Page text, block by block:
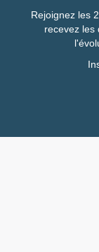
Rejoignez les
recevez les